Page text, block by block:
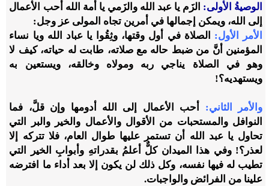
الوصيةُ الأولى: الزَم يا عبد الله والزَمي يا أمة الله أحب الأعمال
إلى الله، ويمكن إجمالها في أمرين تجاه المولى عز وجل:
الأمر الأول: الصلاة في أول وقتها، وثِقُوا يا عباد الله ويا نساء
المؤمنين أنَّ من ضبط حاله مع صلاته، طابت له حياته، كيف لا
وهو في الصلاة يناجي ربه ومولاه وخالقه، ويستعين به
ويستهديه؟!
والأمر الثاني: أحب الأعمال إلى الله أدومها وإن قلَّ، فما
النوافل والمستحبات من الأقوال والأعمال والخير والبر التي
تحاول يا عبد الله أن تستمر عليها طوال العام، فلا تتركه إلا
لعذر؟! وفي هذا الميدان كلٌّ أعلمُ بقدراتهِ وأبوابِ الخير التي
تطيب له فيها نفسه، وكل ذلك لن يكون إلا بعد أداء ما افترضه
علينا من الفرائض والواجبات.